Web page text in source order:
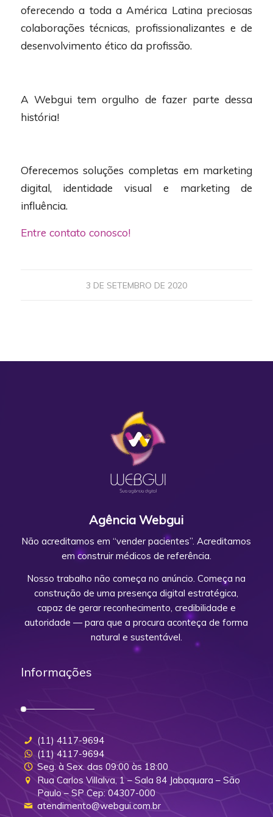
oferecendo a toda a América Latina preciosas
colaborações técnicas, profissionalizantes e de
desenvolvimento ético da profissão.
A Webgui tem orgulho de fazer parte dessa
história!
Oferecemos soluções completas em marketing
digital, identidade visual e marketing de
influência.
Entre contato conosco!
3 DE SETEMBRO DE 2020
Agência Webgui
Não acreditamos em “vender pacientes”. Acreditamos
em construir médicos de referência.
Nosso trabalho não começa no anúncio. Começa na
construção de uma presença digital estratégica,
capaz de gerar reconhecimento, credibilidade e
autoridade — para que a procura aconteça de forma
natural e sustentável.
Informações
(11) 4117-9694
(11) 4117-9694
Seg. à Sex. das 09:00 às 18:00
Rua Carlos Villalva, 1 – Sala 84 Jabaquara – São
Paulo – SP Cep: 04307-000
atendimento@webgui.com.br